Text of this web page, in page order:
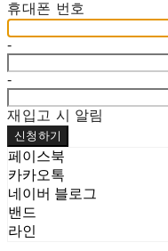
휴대폰 번호
-
-
재입고 시 알림
신청하기
페이스북
카카오톡
네이버 블로그
밴드
라인